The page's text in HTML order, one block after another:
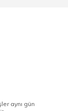
aynı gün